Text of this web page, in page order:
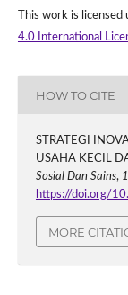
This work is licensed
4.0 International
HOW TO CITE
STRATEGI
USAHA KECIL
Sosial Dan Sains, 1
https://doi.org/
MORE